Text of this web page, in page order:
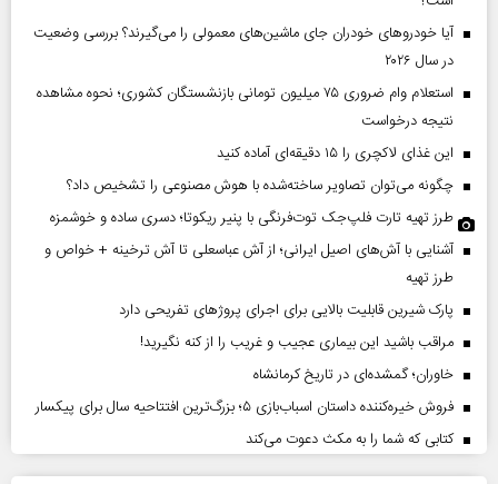
آیا خودروهای خودران جای ماشین‌های معمولی را می‌گیرند؟ بررسی وضعیت
در سال ۲۰۲۶
استعلام وام ضروری ۷۵ میلیون تومانی بازنشستگان کشوری؛ نحوه مشاهده
نتیجه درخواست
این غذای لاکچری را ۱۵ دقیقه‌ای آماده کنید
چگونه می‌توان تصاویر ساخته‌شده با هوش مصنوعی را تشخیص داد؟
طرز تهیه تارت فلپ‌جک توت‌فرنگی با پنیر ریکوتا؛ دسری ساده و خوشمزه
آشنایی با آش‌های اصیل ایرانی؛ از آش عباسعلی تا آش ترخینه + خواص و
طرز تهیه
پارک شیرین قابلیت‌ بالایی برای اجرای پروژهای تفریحی دارد
مراقب باشید این بیماری عجیب و غریب را از کنه نگیرید!
خاوران؛ گمشده‌ای در تاریخ کرمانشاه
فروش خیره‌کننده داستان اسباب‌بازی ۵؛ بزرگ‌ترین افتتاحیه سال برای پیکسار
کتابی که شما را به مکث دعوت می‌کند